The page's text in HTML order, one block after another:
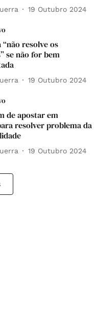
19 Outubro 2024
resolve os
se não for bem
19 Outubro 2024
de apostar em
resolver problema da
19 Outubro 2024